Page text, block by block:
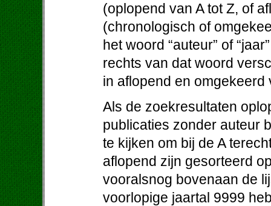
(oplopend van A tot Z, of
(chronologisch of
het woord “auteur” of
rechts van dat woord
in aflopend en omgekeerd
Als de zoekresultaten
publicaties zonder auteur
te kijken om bij de A
aflopend zijn gesorteerd
vooralsnog bovenaan de
voorlopige jaartal 9999